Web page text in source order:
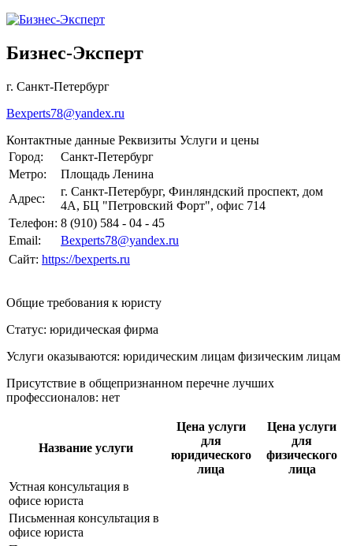
Бизнес-Эксперт
г. Санкт-Петербург
Bexperts78@yandex.ru
Контактные данные Реквизиты Услуги и цены
Город:
Санкт-Петербург
Метро:
Площадь Ленина
Адрес:
г. Санкт-Петербург, Финляндский проспект, дом
4А, БЦ "Петровский Форт", офис 714
Телефон: 8 (910) 584 - 04 - 45
Email:
Bexperts78@yandex.ru
Сайт: https://bexperts.ru
Общие требования к юристу
Статус: юридическая фирма
Услуги оказываются: юридическим лицам физическим лицам
Присутствие в общепризнанном перечне лучших
профессионалов: нет
Название услуги
Цена услуги
для
юридического
лица
Цена услуги
для
физического
лица
Устная консультация в
офисе юриста
Письменная консультация в
офисе юриста